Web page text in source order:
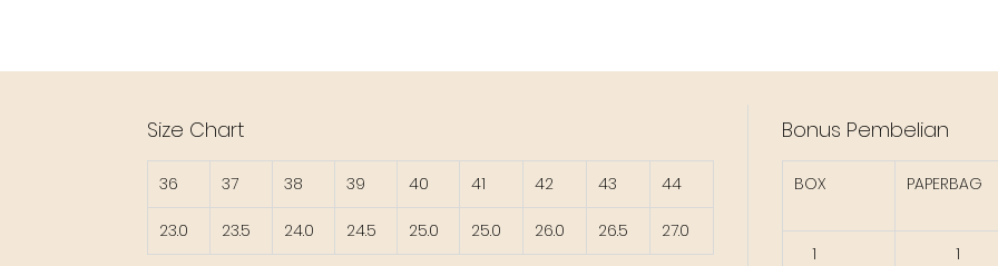
Size Chart
36 37 38 39 40 41 42 43 44
23.0 23.5 24.0 24.5 25.0 25.0 26.0 26.5 27.0
Bonus Pembelian
BOX PAPERBAG
1 1